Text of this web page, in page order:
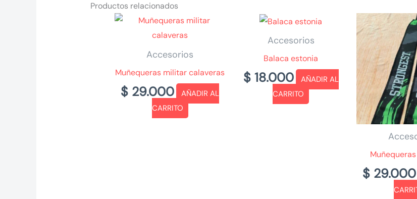
Productos relacionados
Accesorios
Muñequeras militar calaveras
$ 29.000
AÑADIR AL
CARRITO
Accesorios
Balaca estonia
$18.000
AÑADIR AL
CARRITO
$ 29.000